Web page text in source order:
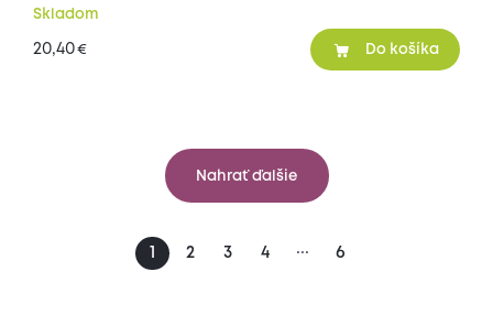
Skladom
20,40€ Do košíka
Nahrať ďalšie
1 2 3 4 ... 6